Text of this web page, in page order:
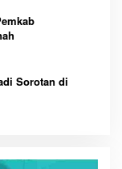
Sorotan di